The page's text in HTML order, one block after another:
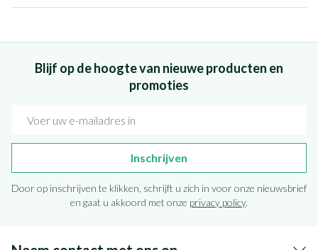
Blijf op de hoogte van nieuwe producten en
promoties
Inschrijven
Door op inschrijven te klikken, schrijft u zich in voor onze nieuwsbrief
en gaat u akkoord met onze privacy policy.